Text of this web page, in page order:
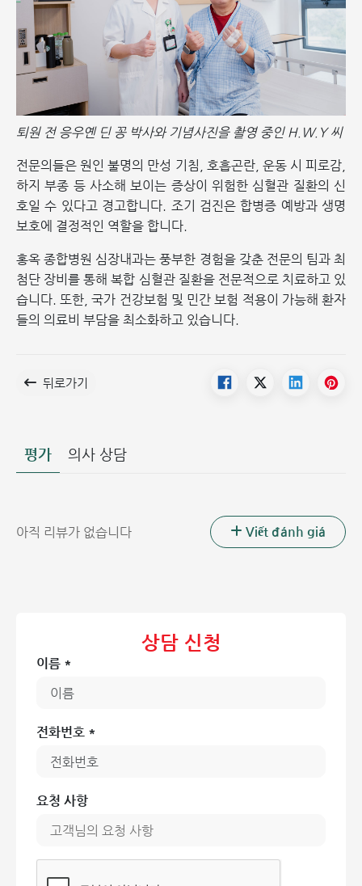
퇴원 전 응우옌 딘 꽁 박사와 기념사진을 촬영 중인 H.W.Y 씨
전문의들은 원인 불명의 만성 기침, 호흡곤란, 운동 시 피로감,
하지 부종 등 사소해 보이는 증상이 위험한 심혈관 질환의 신
호일 수 있다고 경고합니다. 조기 검진은 합병증 예방과 생명
보호에 결정적인 역할을 합니다.
홍옥 종합병원 심장내과는 풍부한 경험을 갖춘 전문의 팀과 최
첨단 장비를 통해 복합 심혈관 질환을 전문적으로 치료하고 있
습니다. 또한, 국가 건강보험 및 민간 보험 적용이 가능해 환자
들의 의료비 부담을 최소화하고 있습니다.
뒤로가기
평가 의사 상담
아직 리뷰가 없습니다 Viết đánh giá
상담 신청
이름 *
전화번호 *
요청 사항